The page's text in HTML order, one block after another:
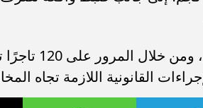
وفي مجال